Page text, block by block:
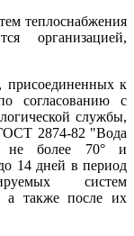
теплоснабжения
организацией,
присоединенных к
согласованию с
службы,
ГОСТ 2874-82 "Вода
не более 70° и
14 дней в период
систем
а также после их